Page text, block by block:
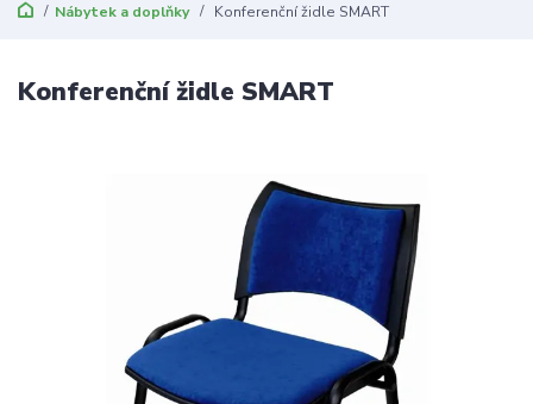
Nábytek a doplňky Konferenční židle SMART
Konferenční židle SMART